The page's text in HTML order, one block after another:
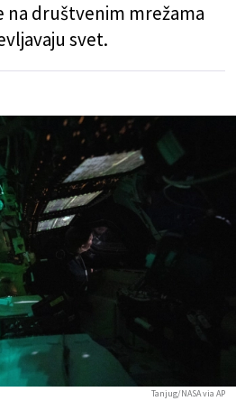
društvenim mrežama
svet.
Tanjug/NASA via AP